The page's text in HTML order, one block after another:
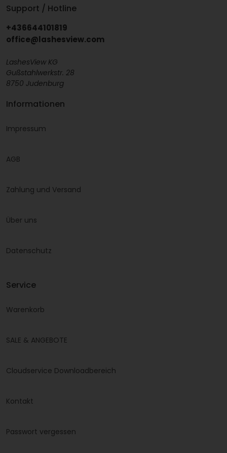
Support / Hotline
+436644101819
office@lashesview.com
LashesView KG
Gußstahlwerkstr. 28
8750 Judenburg
Informationen
Impressum
AGB
Zahlung und Versand
Über uns
Datenschutz
Service
Warenkorb
SALE & ANGEBOTE
Cloudservice Downloadbereich
Kontakt
Passwort vergessen